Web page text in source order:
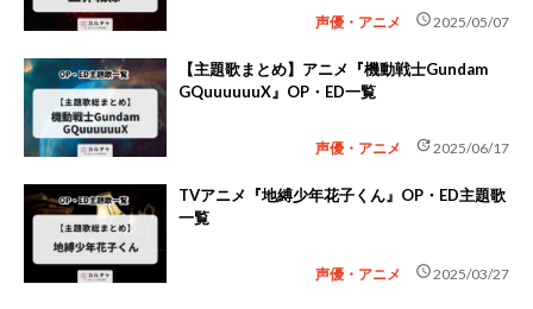
声優・アニメ schedule2025/05/07
【主題歌まとめ】アニメ『機動戦士Gundam
GQuuuuuuX』OP・ED一覧
声優・アニメ update2025/06/17
TVアニメ『地縛少年花子くん』OP・ED主題歌
一覧
声優・アニメ schedule2025/03/27